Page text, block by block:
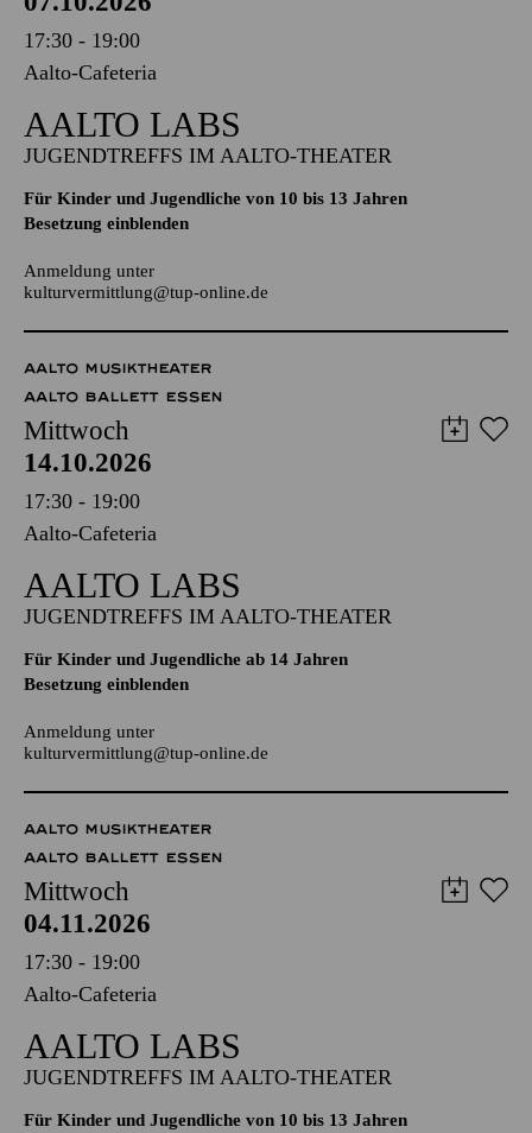
17:30 - 19:00
Aalto-Cafeteria
AALTO LABS
JUGENDTREFFS IM AALTO-THEATER
Für Kinder und Jugendliche von 10 bis 13 Jahren
Besetzung einblenden
Anmeldung unter
kulturvermittlung@tup-online.de
AALTO MUSIKTHEATER
AALTO BALLETT ESSEN
Mittwoch
14.10.2026
17:30 - 19:00
Aalto-Cafeteria
AALTO LABS
JUGENDTREFFS IM AALTO-THEATER
Für Kinder und Jugendliche ab 14 Jahren
Besetzung einblenden
Anmeldung unter
kulturvermittlung@tup-online.de
AALTO MUSIKTHEATER
AALTO BALLETT ESSEN
Mittwoch
04.11.2026
17:30 - 19:00
Aalto-Cafeteria
AALTO LABS
JUGENDTREFFS IM AALTO-THEATER
Für Kinder und Jugendliche von 10 bis 13 Jahren